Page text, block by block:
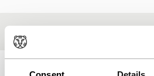
Première status